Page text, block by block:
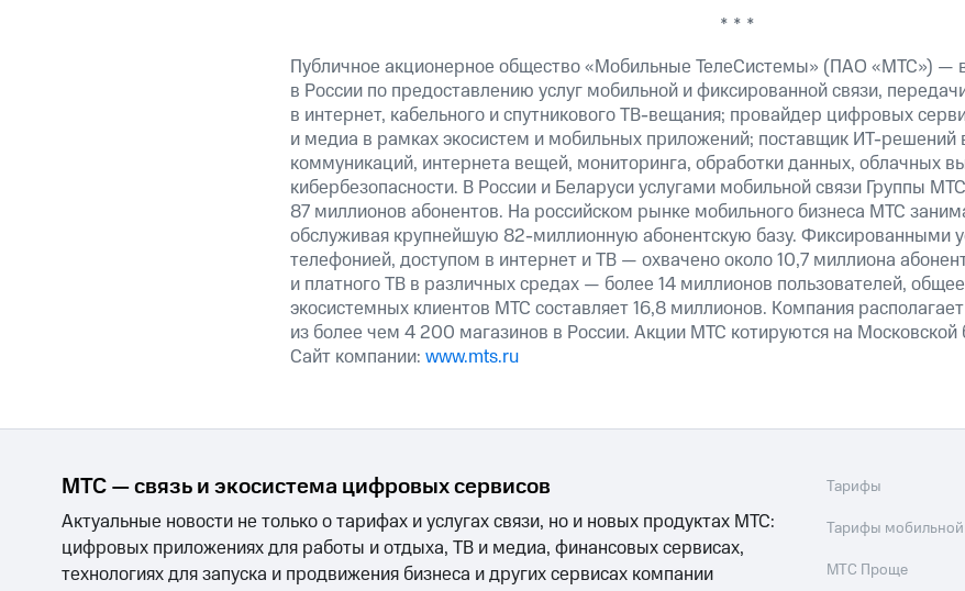
* * *
Публичное акционерное общество «Мобильные ТелеСистемы» (ПАО «МТС») —
в России по предоставлению услуг мобильной и фиксированной связи,
в интернет, кабельного и спутникового ТВ-вещания; провайдер цифровых
и медиа в рамках экосистем и мобильных приложений; поставщик ИТ-решений
коммуникаций, интернета вещей, мониторинга, обработки данных, облачных
кибербезопасности. В России и Беларуси услугами мобильной связи Группы
87 миллионов абонентов. На российском рынке мобильного бизнеса МТС
обслуживая крупнейшую 82-миллионную абонентскую базу. Фиксированными
телефонией, доступом в интернет и ТВ — охвачено около 10,7 миллиона
и платного ТВ в различных средах — более 14 миллионов пользователей,
экосистемных клиентов МТС составляет 16,8 миллионов. Компания
из более чем 4 200 магазинов в России. Акции МТС котируются на
Сайт компании: www.mts.ru
МТС — связь и экосистема цифровых сервисов
Актуальные новости не только о тарифах и услугах связи, но и новых продуктах МТС:
цифровых приложениях для работы и отдыха, ТВ и медиа, финансовых сервисах,
технологиях для запуска и продвижения бизнеса и других сервисах компании
Тарифы
Тарифы мобильной
МТС Проще